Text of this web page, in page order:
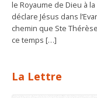
le Royaume de Dieu à
déclare Jésus dans
chemin que Ste
ce temps […]
La Lettre